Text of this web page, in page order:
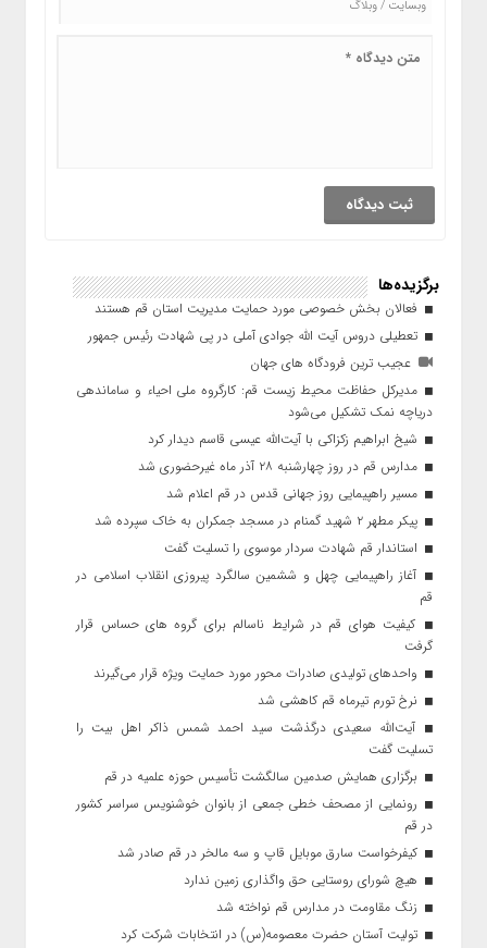
برگزیده‌ها
فعالان بخش خصوصی مورد حمایت مدیریت استان قم هستند
تعطیلی دروس آیت الله جوادی آملی در پی شهادت رئیس جمهور
عجیب ترین فرودگاه های جهان
مدیرکل حفاظت محیط زیست قم: کارگروه ملی احیاء و ساماندهی
دریاچه نمک تشکیل می‌شود
شیخ ابراهیم زکزاکی با آیت‌الله عیسی قاسم دیدار کرد
مدارس قم در روز چهارشنبه ۲۸ آذر ماه غیرحضوری شد
مسیر راهپیمایی روز جهانی قدس در قم اعلام شد
پیکر مطهر ۲ شهید گمنام در مسجد جمکران به خاک سپرده شد
استاندار قم شهادت سردار موسوی را تسلیت گفت
آغاز راهپیمایی چهل و ششمین سالگرد پیروزی انقلاب اسلامی در
قم
کیفیت هوای قم در شرایط ناسالم برای گروه های حساس قرار
گرفت
واحدهای تولیدی صادرات محور مورد حمایت ویژه قرار می‌گیرند
نرخ تورم تیرماه قم کاهشی شد
آیت‌الله سعیدی درگذشت سید احمد شمس ذاکر اهل بیت را
تسلیت گفت
برگزاری همایش صدمین سالگشت تأسیس حوزه علمیه در قم
رونمایی از مصحف خطی جمعی از بانوان خوشنویس سراسر کشور
در قم
کیفرخواست سارق موبایل قاپ و سه مالخر در قم صادر شد
هیچ شورای روستایی حق واگذاری زمین ندارد
زنگ مقاومت در مدارس قم نواخته شد
تولیت آستان حضرت معصومه(س) در انتخابات شرکت کرد